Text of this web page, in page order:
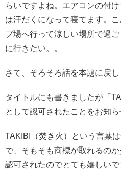
らいですよね。エアコンの付
は汗だくになって寝てます。
プ場へ行って涼しい場所で過
に行きたい。。
さて、そろそろ話を本題に戻し
タイトルにも書きましたが「
として認可されたことをお知ら
TAKIBI（焚き火）という言葉
で、そもそも商標が取れるの
認可されたのでとても嬉しいで